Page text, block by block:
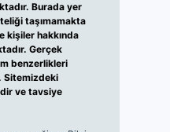
Burada yer
taşımamakta
kişiler hakkında
Gerçek
benzerlikleri
Sitemizdeki
ve tavsiye